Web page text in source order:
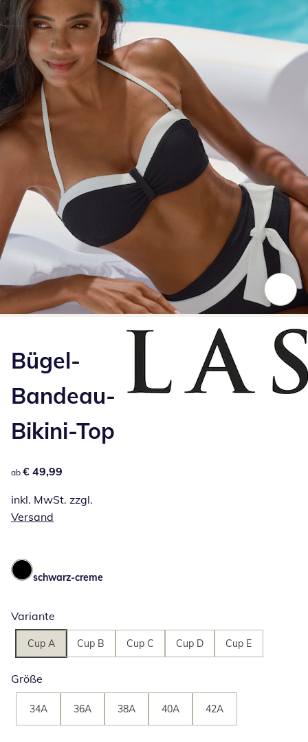
Bügel-
Bandeau-
Bikini-Top
€ 49,99
ab € 49,99
inkl. MwSt. zzgl.
Versand
schwarz-creme
Variante
Cup A Cup B Cup C Cup D Cup E
Größe
34A 36A 38A 40A 42A